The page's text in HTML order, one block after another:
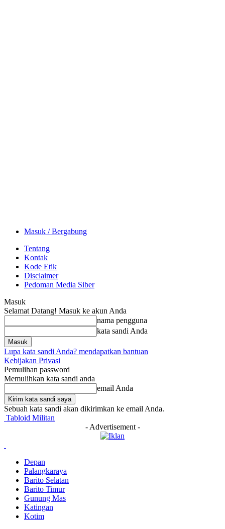
Masuk / Bergabung
Tentang
Kontak
Kode Etik
Disclaimer
Pedoman Media Siber
Masuk
Selamat Datang! Masuk ke akun Anda
nama pengguna
kata sandi Anda
Lupa kata sandi Anda? mendapatkan bantuan
Kebijakan Privasi
Pemulihan password
Memulihkan kata sandi anda
email Anda
Sebuah kata sandi akan dikirimkan ke email Anda.
Tabloid Militan
- Advertisement -
Depan
Palangkaraya
Barito Selatan
Barito Timur
Gunung Mas
Katingan
Kotim